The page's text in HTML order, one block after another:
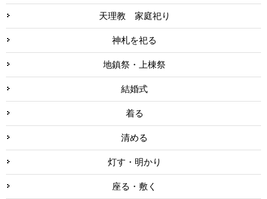
天理教 家庭祀り
神札を祀る
地鎮祭・上棟祭
結婚式
着る
清める
灯す・明かり
座る・敷く